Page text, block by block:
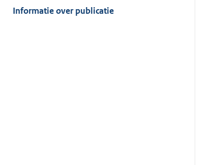
van:
Informatie over publicatie